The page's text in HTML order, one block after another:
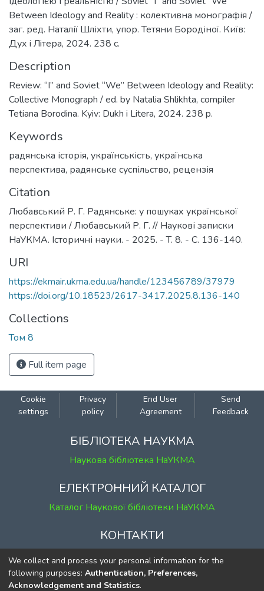
Between Ideology and Reality : колективна монографія /
заг. ред. Наталії Шліхти, упор. Тетяни Бородіної. Київ:
Дух i Лiтера, 2024. 238 с.
Description
Review: “I” and Soviet “We” Between Ideology and Reality:
Collective Monograph / ed. by Natalia Shlikhta, compiler
Tetiana Borodina. Kyiv: Dukh i Litera, 2024. 238 p.
Keywords
радянська історія, українськість, українська
перспектива, радянське суспільство, рецензія
Citation
Любавський Р. Г. Радянське: у пошуках української
перспективи / Любавський Р. Г. // Наукові записки
НаУКМА. Історичні науки. - 2025. - T. 8. - C. 136-140.
URI
https://ekmair.ukma.edu.ua/handle/123456789/37979
https://doi.org/10.18523/2617-3417.2025.8.136-140
Collections
Том 8
Full item page
Cookie
settings
Privacy
policy
End User
Agreement
Send
Feedback
БІБЛІОТЕКА НАУКМА
Наукова бібліотека НаУКМА
ЕЛЕКТРОННИЙ КАТАЛОГ
Каталог Наукової бібліотеки НаУКМА
КОНТАКТИ
м. Київ, вул. Григорія Сковороди, 2
к. 1, к. 120
тел. (044) 463-69-31
We collect and process your personal information for the
following purposes: Authentication, Preferences,
Acknowledgement and Statistics.